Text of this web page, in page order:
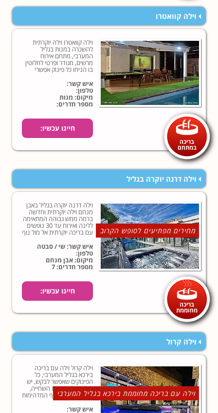
וילה קוואטרו
בריכה
במתחם
וילה קוואטרו וילה יוקרתית
להשכרה במנות בגליל
המערבי, מתחם אירוח
מרשים, מגודר ופרטי לחלוטין
בו הניחו כל פינוק אפשרי
איש קשר:
טלפון:
מיקום: מנות
מספר חדרים:
חייגו עכשיו:
וילה דרנה יוקרה בגליל
מחירים מפתיעים לסופש הקרוב
בריכה
מחוממת
וילה דרנה יוקרה בגליל באבן
מנחם וילה יוקרתית וחדשה
ברמה ממש גבוהה המתאימה
ללינה ואירוח עד 30 נופשים
עם בריכה יוקרתית אל מול נוף
איש קשר: שי / סבטה
טלפון:
מיקום: אבן מנחם
מספר חדרים: 7
חייגו עכשיו:
וילה קרול
וילה עם בריכה מחוממת בירכא בגליל המערבי
וילה קרול וילה עם בריכה
בירכא בגליל המערבי, כל
הפינוקים שאפשר לבקש, יש
כאן, החל מבריכת השחייה,
דרך מרפסות הנוף המדהימות
ועד לחדרים המפוארים
שבוילה...לחצו כאן לצפייה
איש קשר: